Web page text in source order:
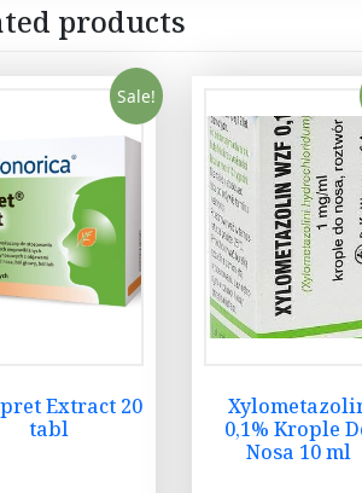
products
Sale!
Extract 20
tabl
0,1% Krople
Nosa 10 ml